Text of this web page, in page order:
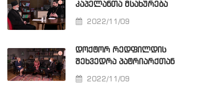
ᲙᲐᲞᲔᲚᲐᲜᲗᲐ ᲛᲡᲐᲮᲣᲠᲔᲑᲐ
2022/11/09
ᲓᲝᲥᲢᲝᲠ ᲠᲔᲓᲤᲘᲚᲓᲘᲡ
ᲨᲔᲮᲕᲔᲓᲠᲐ ᲞᲐᲢᲠᲘᲐᲠᲥᲗᲐᲜ
2022/11/09